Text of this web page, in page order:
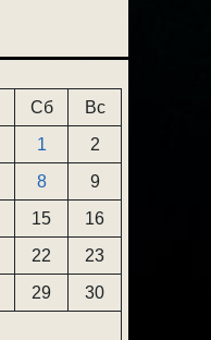
Сб
Вс
1
2
8
9
15
16
22
23
29
30